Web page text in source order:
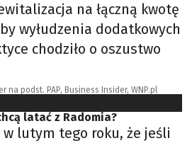
na łączną kwotę
wyłudzenia dodatkowych
chodziło o oszustwo
na podst. PAP, Business Insider, WNP.pl
latać z Radomia?
w lutym tego roku, że jeśli